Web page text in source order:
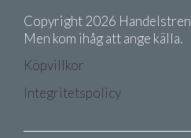
Copyright 2026
Men kom ihåg att ange källa.
Köpvillkor
Integritetspolicy